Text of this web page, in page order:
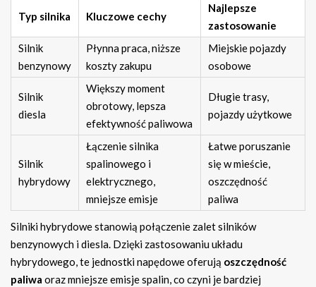
Typ silnika Kluczowe cechy
Najlepsze
zastosowanie
Silnik
benzynowy
Płynna praca, niższe
koszty zakupu
Miejskie pojazdy
osobowe
Silnik
diesla
Większy moment
obrotowy, lepsza
efektywność paliwowa
Długie trasy,
pojazdy użytkowe
Silnik
hybrydowy
Łączenie silnika
spalinowego i
elektrycznego,
mniejsze emisje
Łatwe poruszanie
się w mieście,
oszczędność
paliwa
Silniki hybrydowe stanowią połączenie zalet silników
benzynowych i diesla. Dzięki zastosowaniu układu
hybrydowego, te jednostki napędowe oferują oszczędność
paliwa oraz mniejsze emisje spalin, co czyni je bardziej